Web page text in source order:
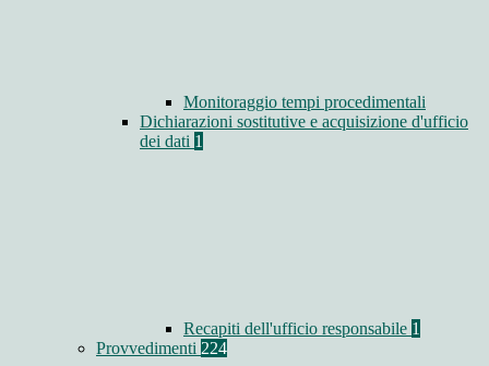
Monitoraggio tempi procedimentali
Dichiarazioni sostitutive e acquisizione d'ufficio
dei dati 1
Recapiti dell'ufficio responsabile 1
Provvedimenti 224